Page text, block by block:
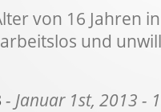
von 16 Jahren
und
- Januar 1st, 2013 -